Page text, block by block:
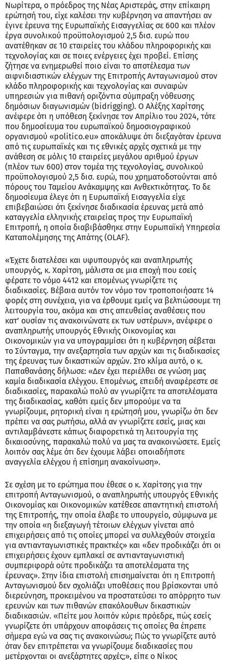
Νωρίτερα, ο πρόεδρος της Νέας Αριστεράς, στην επίκαιρη
ερώτησή του, είχε καλέσει την κυβέρνηση να απαντήσει αν
έγινε έρευνα της Ευρωπαϊκής Εισαγγελίας σε 600 και πλέον
έργα συνολικού προϋπολογισμού 2,5 δισ. ευρώ που
ανατέθηκαν σε 10 εταιρείες του κλάδου πληροφορικής και
τεχνολογίας και σε ποιες ενέργειες έχει προβεί. Επίσης
ζήτησε να ενημερωθεί ποιο είναι το αποτέλεσμα των
αιφνιδιαστικών ελέγχων της Επιτροπής Ανταγωνισμού στον
κλάδο πληροφορικής και τεχνολογίας και συναφών
υπηρεσιών για πιθανή οριζόντια σύμπραξη νόθευσης
δημόσιων διαγωνισμών (bidrigging). Ο Αλέξης Χαρίτσης
ανέφερε ότι η υπόθεση ξεκίνησε τον Απρίλιο του 2024, τότε
που δημοσίευμα του ευρωπαϊκού δημοσιογραφικού
οργανισμού «politico.eu» αποκάλυψε ότι διεξαγόταν έρευνα
από τις ευρωπαϊκές και τις εθνικές αρχές σχετικά με την
ανάθεση σε μόλις 10 εταιρείες μεγάλου αριθμού έργων
(πλέον των 600) στον τομέα της τεχνολογίας, συνολικού
προϋπολογισμού 2,5 δισ. ευρώ, που χρηματοδοτούνται από
πόρους του Ταμείου Ανάκαμψης και Ανθεκτικότητας. Το δε
δημοσίευμα έλεγε ότι η Ευρωπαϊκή Εισαγγελία είχε
επιβεβαιώσει ότι ξεκίνησε διαδικασία έρευνας μετά από
καταγγελία ελληνικής εταιρείας προς την Ευρωπαϊκή
Επιτροπή, η οποία διαβιβάσθηκε στην Ευρωπαϊκή Υπηρεσία
Καταπολέμησης της Απάτης (OLAF).
«Έχετε διατελέσει και υφυπουργός και αναπληρωτής
υπουργός, κ. Χαρίτση, μάλιστα σε μια εποχή που εσείς
φέρατε το νόμο 4412 και επομένως γνωρίζετε τις
διαδικασίες. Βέβαια αυτόν τον νόμο τον τροποποιήσατε 14
φορές στη συνέχεια, για να έρθουμε εμείς να βελτιώσουμε τη
λειτουργία του, ακόμα και στις απευθείας αναθέσεις που
κατ’ ουσίαν τις ανακοινώνατε εκ των υστέρων», ανέφερε ο
αναπληρωτής υπουργός Εθνικής Οικονομίας και
Οικονομικών για να υπογραμμίσει ότι η κυβέρνηση σέβεται
το Σύνταγμα, την ανεξαρτησία των αρχών και τις διαδικασίες
της έρευνας των δικαστικών αρχών. Στο κλίμα αυτό, ο κ.
Παπαθανάσης δήλωσε: «Δεν έχει περιέλθει σε γνώση μας
καμία διαδικασία ελέγχου. Επομένως, επειδή αναφέρεστε σε
διαδικασίες, παρακαλώ πολύ αν γνωρίζετε τα αποτελέσματα
της διαδικασίας, καθότι εμείς δεν μπορούμε να τα
γνωρίζουμε, ρητορική είναι η ερώτησή μου, γνωρίζω ότι δεν
πρέπει να σας ρωτήσω, αλλά αν γνωρίζετε εσείς, μιας και
αντιλαμβάνεστε κάπως διαφορετικά τη λειτουργία της
δικαιοσύνης, παρακαλώ πολύ να μας τα ανακοινώσετε. Εμείς
λοιπόν σας λέμε ότι δεν έχουμε λάβει οποιαδήποτε
αναγγελία ελέγχου ή επίσημη ανακοίνωση».
Σε σχέση με το ερώτημα που έθεσε ο κ. Χαρίτσης για την
επιτροπή Ανταγωνισμού, ο αναπληρωτής υπουργός Εθνικής
Οικονομίας και Οικονομικών κατέθεσε απαντητική επιστολή
της Επιτροπής, την οποία έλαβε το υπουργείο, σύμφωνα με
την οποία «η διεξαγωγή τέτοιων ελέγχων γίνεται από
επιχειρήσεις από τις οποίες μπορεί να συλλεχθούν στοιχεία
για αντιανταγωνιστικές πρακτκές» και «δεν προδικάζει ότι οι
επιχειρήσεις έχουν εμπλακεί σε αντιανταγωνιστική
συμπεριφορά ούτε προδικάζει τα αποτελέσματα της
έρευνας». Στην ίδια επιστολή επισημαίνεται ότι η Επιτροπή
Ανταγωνισμού δεν σχολιάζει υποθέσεις που βρίσκονται υπό
διερεύνηση, προκειμένου να προστατεύσει το απόρρητο των
ερευνών και των πιθανών επακόλουθων δικαστικών
διαδικασιών. «Πείτε μου λοιπόν κύριε πρόεδρε, πώς εσείς
γνωρίζετε ότι υπάρχουν αποφάσεις τις οποίες θα έπρεπε
σήμερα εγώ να σας τις ανακοινώσω; Πώς το γνωρίζετε αυτό
όταν δεν επιτρέπεται να γνωρίζουμε διαδικασίες που
μετέρχονται οι ανεξάρτητες αρχές;», είπε ο Νίκος